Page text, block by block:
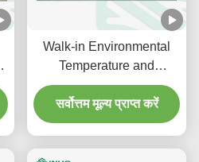
Walk-in Environmental
Temperature and
Humidity Test Chamber
48m³
सर्वोत्तम मूल्य प्राप्त करें